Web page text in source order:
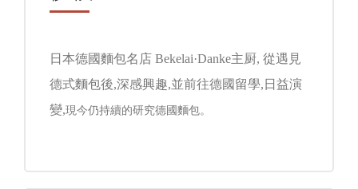
日本德國麵包名店 Bekelai·Danke主厨, 從遇見
德式麵包後,深感興趣,並前往德國留學,日益演
變,現今仍持續的研究德國麵包。